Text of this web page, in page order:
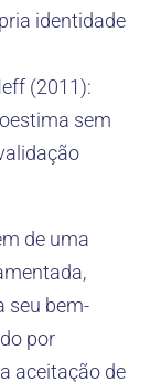
identidade
(2011):
sem
de uma
seu bem-
por
aceitação de